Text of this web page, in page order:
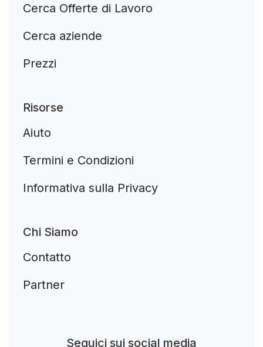
Cerca Offerte di Lavoro
Cerca aziende
Prezzi
Risorse
Aiuto
Termini e Condizioni
Informativa sulla Privacy
Chi Siamo
Contatto
Partner
Seguici sui social media